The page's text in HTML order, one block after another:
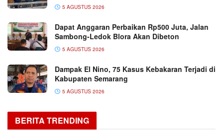
5 AGUSTUS 2026
Dapat Anggaran Perbaikan Rp500 Juta, Jalan
Sambong-Ledok Blora Akan Dibeton
5 AGUSTUS 2026
Dampak El Nino, 75 Kasus Kebakaran Terjadi di
Kabupaten Semarang
5 AGUSTUS 2026
BERITA TRENDING